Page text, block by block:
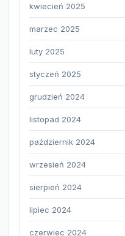
kwiecień 2025
marzec 2025
luty 2025
styczeń 2025
grudzień 2024
listopad 2024
październik 2024
wrzesień 2024
sierpień 2024
lipiec 2024
czerwiec 2024